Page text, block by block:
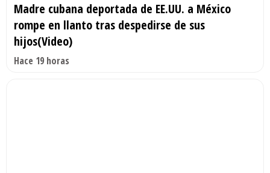
Madre cubana deportada de EE.UU. a México
rompe en llanto tras despedirse de sus
hijos(Video)
Hace 19 horas